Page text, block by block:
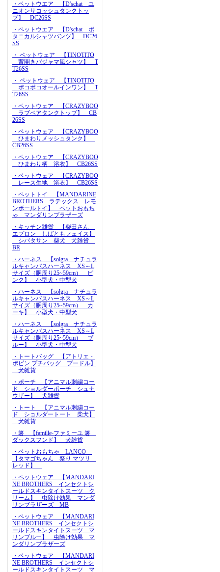
・ペットウエア 【D'schat ユ
ニオンサコッシュタンクトッ
プ】 DC26SS
・ペットウエア 【D'schat ボ
タニカルシャツパンツ】 DC26
SS
・ ペットウェア 【TINOTITO
背開きパジャマ風シャツ】 T
T26SS
・ ペットウェア 【TINOTITO
ポコポコオールインワン】 T
T26SS
・ペットウェア 【CRAZYBOO
ラブベアタンクトップ】 CB
26SS
・ペットウェア 【CRAZYBOO
ひまわりメッシュタンク】
CB26SS
・ペットウェア 【CRAZYBOO
ひまわり柄 浴衣】 CB26SS
・ペットウェア 【CRAZYBOO
レース生地 浴衣】 CB26SS
・ペットトイ 【MANDARINE
BROTHERS ラテックス レモ
ンボールトイ】 ペットおもち
ゃ マンダリンブラザーズ
・キッチン雑貨 【柴田さん
エプロン しばともフェイス】
シバタサン 柴犬 犬雑貨
BR
・ハーネス 【solgra ナチュラ
ルキャンバスハーネス XS～L
サイズ（胴周り25~59cm） ピ
ンク】 小型犬・中型犬
・ハーネス 【solgra ナチュラ
ルキャンバスハーネス XS～L
サイズ（胴周り25~59cm） カ
ーキ】 小型犬・中型犬
・ハーネス 【solgra ナチュラ
ルキャンバスハーネス XS～L
サイズ（胴周り25~59cm） ブ
ルー】 小型犬・中型犬
・トートバッグ 【アトリエ・
ポピン プチバッグ プードル】
犬雑貨
・ポーチ 【アニマル刺繍コー
ド ショルダーポーチ シュナ
ウザー】 犬雑貨
・トート 【アニマル刺繍コー
ド ショルダートート 柴犬】
犬雑貨
・箸 【famille-ファミーユ 箸
ダックスフンド】 犬雑貨
・ペットおもちゃ LANCO
【タマゴちゃん 祭り マツリ
レッド】
・ペットウェア 【MANDARI
NE BROTHERS インセクトシ
ールドスキンタイトスーツ ク
リーム】 虫除け効果 マンダ
リンブラザーズ MB
・ペットウェア 【MANDARI
NE BROTHERS インセクトシ
ールドスキンタイトスーツ マ
リンブルー】 虫除け効果 マ
ンダリンブラザーズ
・ペットウェア 【MANDARI
NE BROTHERS インセクトシ
ールドスキンタイトスーツ マ